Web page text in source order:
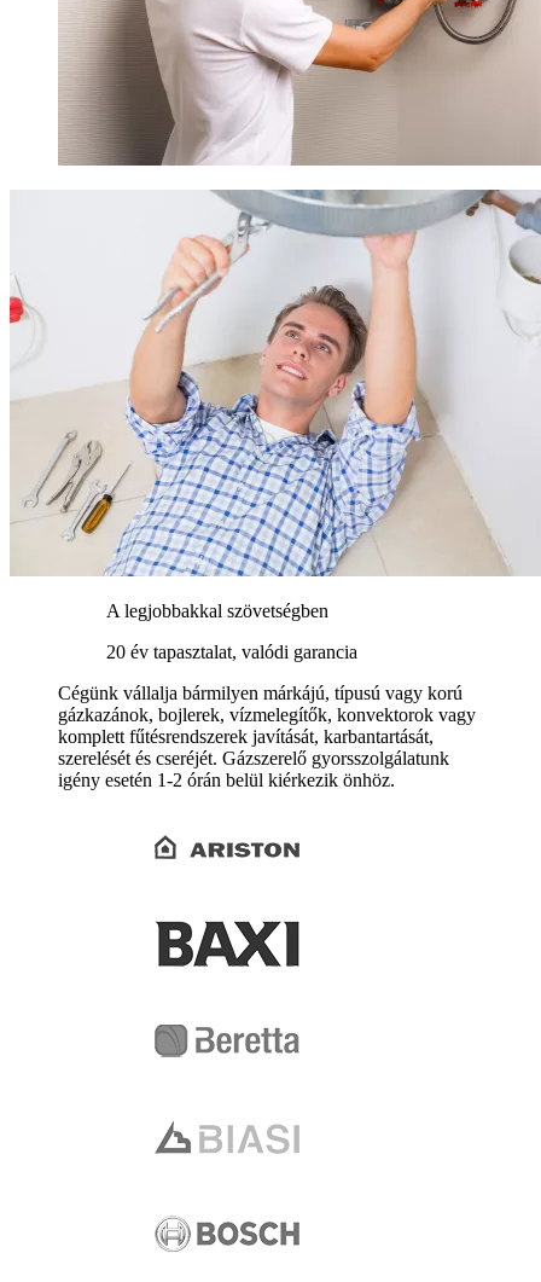
A legjobbakkal szövetségben
20 év tapasztalat, valódi garancia
Cégünk vállalja bármilyen márkájú, típusú vagy korú
gázkazánok, bojlerek, vízmelegítők, konvektorok vagy
komplett fűtésrendszerek javítását, karbantartását,
szerelését és cseréjét. Gázszerelő gyorsszolgálatunk
igény esetén 1-2 órán belül kiérkezik önhöz.